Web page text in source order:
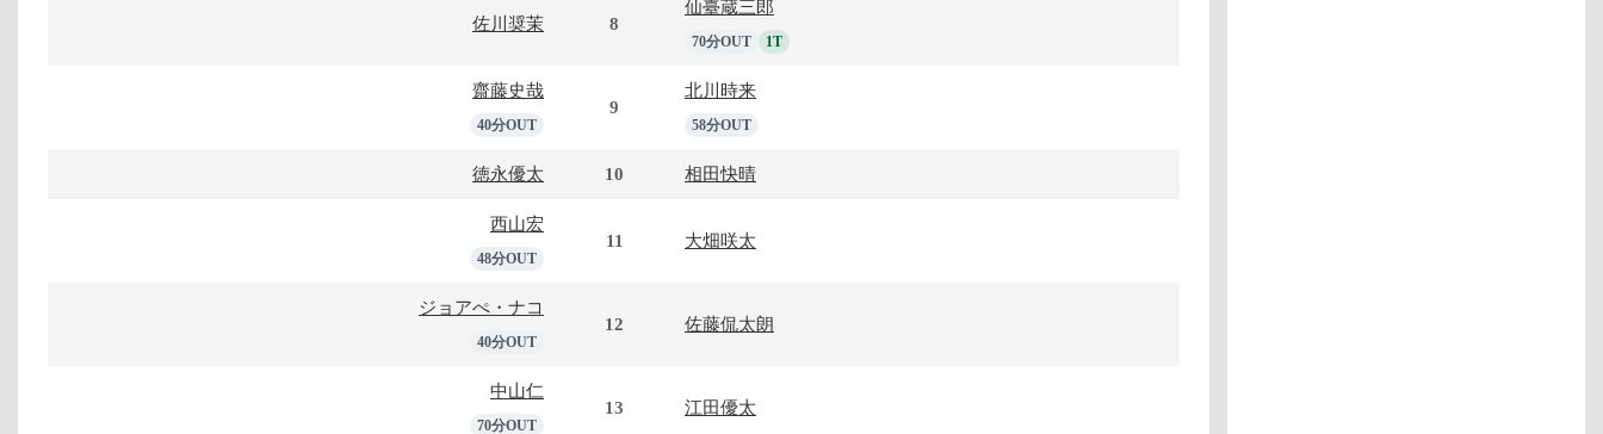
佐川奨茉 8
仙臺蔵三郎
70分OUT 1T
齋藤史哉
40分OUT
9
北川時来
58分OUT
徳永優太 10 相田快晴
西山宏
48分OUT
11 大畑咲太
ジョアぺ・ナコ
40分OUT
12 佐藤侃太朗
中山仁
70分OUT
13 江田優太